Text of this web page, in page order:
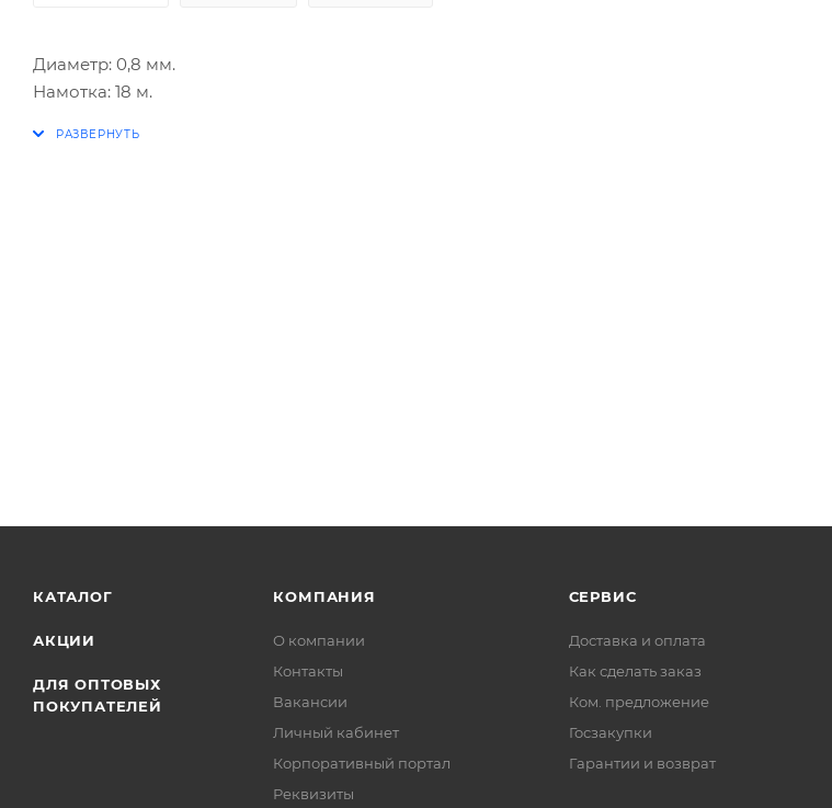
Диаметр: 0,8 мм.
Намотка: 18 м.
КАТАЛОГ
АКЦИИ
ДЛЯ ОПТОВЫХ
ПОКУПАТЕЛЕЙ
КОМПАНИЯ
О компании
Контакты
Вакансии
Личный кабинет
Корпоративный портал
Реквизиты
СЕРВИС
Доставка и оплата
Как сделать заказ
Ком. предложение
Госзакупки
Гарантии и возврат